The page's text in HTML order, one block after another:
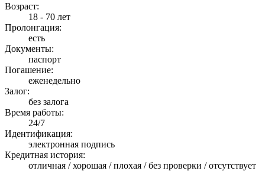
Возраст:
18 - 70 лет
Пролонгация:
есть
Документы:
паспорт
Погашение:
еженедельно
Залог:
без залога
Время работы:
24/7
Идентификация:
электронная подпись
Кредитная история:
отличная / хорошая / плохая / без проверки / отсутствует